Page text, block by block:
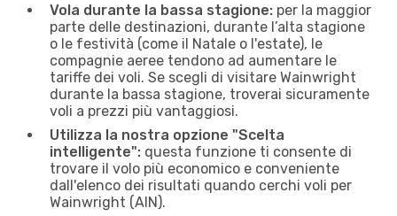
Vola durante la bassa stagione: per la maggior
parte delle destinazioni, durante l’alta stagione
o le festività (come il Natale o l'estate), le
compagnie aeree tendono ad aumentare le
tariffe dei voli. Se scegli di visitare Wainwright
durante la bassa stagione, troverai sicuramente
voli a prezzi più vantaggiosi.
Utilizza la nostra opzione "Scelta
intelligente": questa funzione ti consente di
trovare il volo più economico e conveniente
dall'elenco dei risultati quando cerchi voli per
Wainwright (AIN).